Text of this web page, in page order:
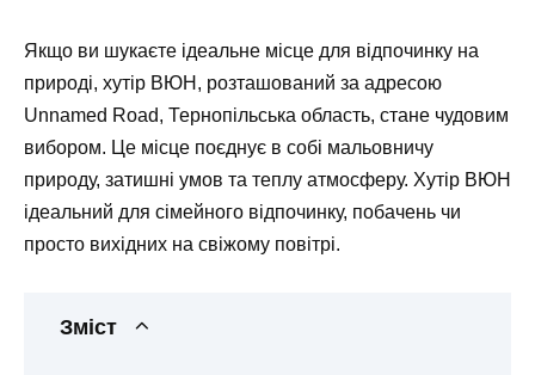
Якщо ви шукаєте ідеальне місце для відпочинку на
природі, хутір ВЮН, розташований за адресою
Unnamed Road, Тернопільська область, стане чудовим
вибором. Це місце поєднує в собі мальовничу
природу, затишні умов та теплу атмосферу. Хутір ВЮН
ідеальний для сімейного відпочинку, побачень чи
просто вихідних на свіжому повітрі.
Зміст